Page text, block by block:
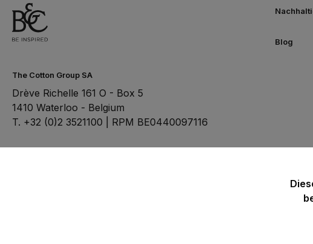
The Cotton Group SA
Drève Richelle 161 O - Box 5
1410 Waterloo - Belgium
T. +32 (0)2 3521100 | RPM BE0440097116
Blog